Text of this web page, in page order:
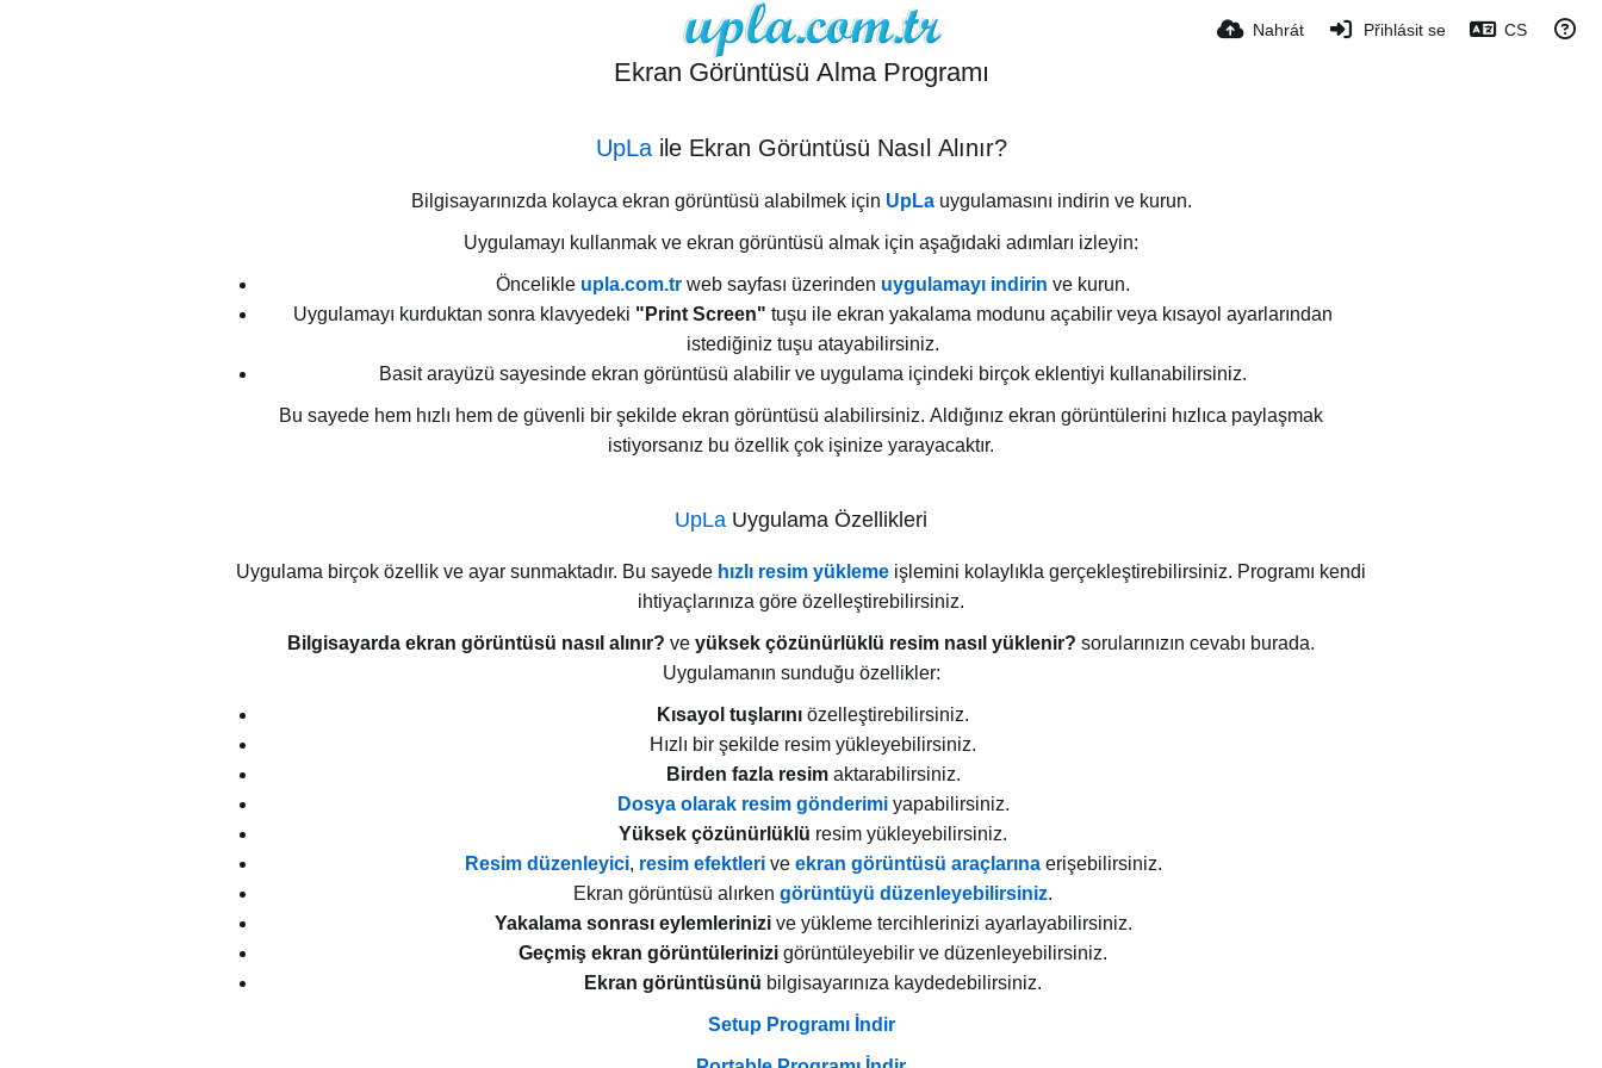
Nahrát Přihlásit se CS
Ekran Görüntüsü Alma Programı
UpLaile Ekran Görüntüsü Nasıl Alınır?
Bilgisayarınızda kolayca ekran görüntüsü alabilmek için UpLauygulamasını indirin ve kurun.
Uygulamayı kullanmak ve ekran görüntüsü almak için aşağıdaki adımları izleyin:
Öncelikle upla.com.tr web sayfası üzerinden uygulamayı indirin ve kurun.
Uygulamayı kurduktan sonra klavyedeki "Print Screen" tuşu ile ekran yakalama modunu açabilir veya kısayol ayarlarından
istediğiniz tuşu atayabilirsiniz.
Basit arayüzü sayesinde ekran görüntüsü alabilir ve uygulama içindeki birçok eklentiyi kullanabilirsiniz.
Bu sayede hem hızlı hem de güvenli bir şekilde ekran görüntüsü alabilirsiniz. Aldığınız ekran görüntülerini hızlıca paylaşmak
istiyorsanız bu özellik çok işinize yarayacaktır.
UpLa Uygulama Özellikleri
Uygulama birçok özellik ve ayar sunmaktadır. Bu sayede hızlı resim yükleme işlemini kolaylıkla gerçekleştirebilirsiniz. Programı kendi
ihtiyaçlarınıza göre özelleştirebilirsiniz.
Bilgisayarda ekran görüntüsü nasıl alınır? ve yüksek çözünürlüklü resim nasıl yüklenir? sorularınızın cevabı burada.
Uygulamanın sunduğu özellikler:
Kısayol tuşlarını özelleştirebilirsiniz.
Hızlı bir şekilde resim yükleyebilirsiniz.
Birden fazla resimaktarabilirsiniz.
Dosya olarak resim gönderimiyapabilirsiniz.
Yüksek çözünürlüklü resim yükleyebilirsiniz.
Resim düzenleyici, resim efektlerive ekran görüntüsü araçlarınaerişebilirsiniz.
Ekran görüntüsü alırken görüntüyü düzenleyebilirsiniz.
Yakalama sonrası eylemlerinizive yükleme tercihlerinizi ayarlayabilirsiniz.
Geçmiş ekran görüntülerinizi görüntüleyebilir ve düzenleyebilirsiniz.
Ekran görüntüsünü bilgisayarınıza kaydedebilirsiniz.
Setup Programı İndir